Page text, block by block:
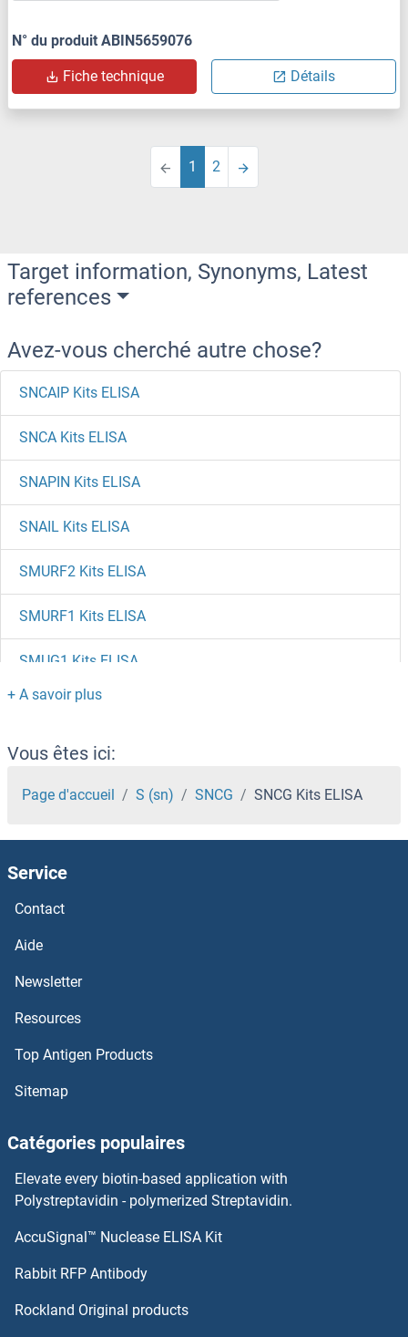
N° du produit ABIN5659076
Fiche technique Détails
1 2
Target information, Synonyms, Latest
references
Avez-vous cherché autre chose?
SNCAIP Kits ELISA
SNCA Kits ELISA
SNAPIN Kits ELISA
SNAIL Kits ELISA
SMURF2 Kits ELISA
SMURF1 Kits ELISA
SMUG1 Kits ELISA
SMS Kits ELISA
SMPD3 Kits ELISA
SMPD2 Kits ELISA
SMPD1 Kits ELISA
SMOX Kits ELISA
SMOC2 Kits ELISA
SMOC1 Kits ELISA
SMO Kits ELISA
SMN2 Kits ELISA
SMN1 Kits ELISA
SMG7 Kits ELISA
Vous êtes ici:
Page d'accueil S (sn) SNCG SNCG Kits ELISA
Service
Contact
Aide
Newsletter
Resources
Top Antigen Products
Sitemap
Catégories populaires
Elevate every biotin-based application with
Polystreptavidin - polymerized Streptavidin.
AccuSignal™ Nuclease ELISA Kit
Rabbit RFP Antibody
Rockland Original products